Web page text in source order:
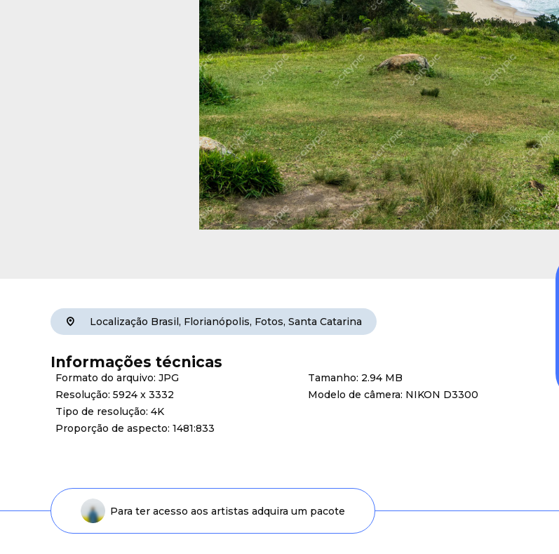
Localização Brasil, Florianópolis, Fotos, Santa Catarina
Informações técnicas
Formato do arquivo: JPG
Resolução: 5924 x 3332
Tipo de resolução: 4K
Proporção de aspecto: 1481:833
Tamanho: 2.94 MB
Modelo de câmera: NIKON D3300
Para ter acesso aos artistas adquira um pacote